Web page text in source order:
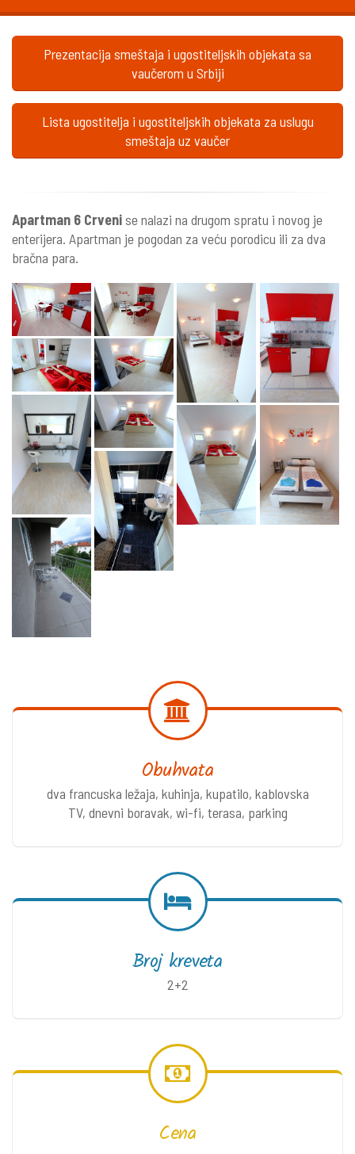
Prezentacija smeštaja i ugostiteljskih objekata sa
vaučerom u Srbiji
Lista ugostitelja i ugostiteljskih objekata za uslugu
smeštaja uz vaučer
Apartman 6 Crvenise nalazi na drugom spratu i novog je
enterijera. Apartman je pogodan za veću porodicu ili za dva
bračna para.
Obuhvata
dva francuska ležaja, kuhinja, kupatilo, kablovska
TV, dnevni boravak, wi-fi, terasa, parking
Broj kreveta
2+2
Cena